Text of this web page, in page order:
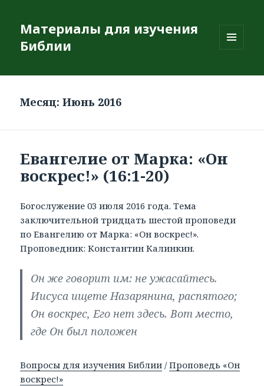
Материалы для изучения
Библии
ВИДЖЕТЫ
Месяц: Июнь 2016
Евангелие от Марка: «Он
воскрес!» (16:1-20)
Богослужение 03 июля 2016 года. Тема
заключительной тридцать шестой проповеди
по Евангелию от Марка: «Он воскрес!».
Проповедник: Константин Калинкин.
Он же говорит им: не ужасайтесь.
Иисуса ищете Назарянина, распятого;
Он воскрес, Его нет здесь. Вот место,
где Он был положен
Вопросы для изучения Библии /Проповедь «Он
воскрес!»